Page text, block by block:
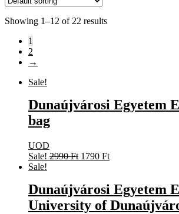
Showing 1–12 of 22 results
1
2
→
Sale!
Dunaújvárosi Egyetem
bag
UOD
Sale! 2990Ft Original
2990 Ft.
1790 FtCurrent
1790 Ft.
Sale!
Dunaújvárosi Egyetem
University of